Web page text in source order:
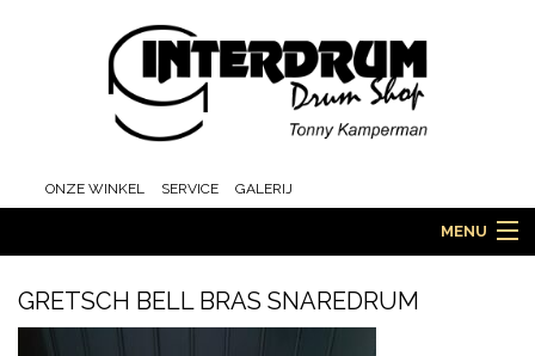
ONZE WINKEL SERVICE GALERIJ
MENU
GRETSCH BELL BRAS SNAREDRUM